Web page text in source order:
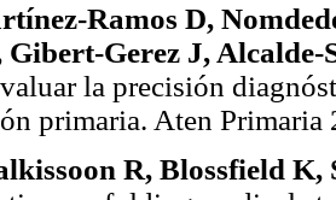
Ramos D,
Gibert-Gerez J, Alcalde-
la precisión
primaria. Aten
R, Blossfield